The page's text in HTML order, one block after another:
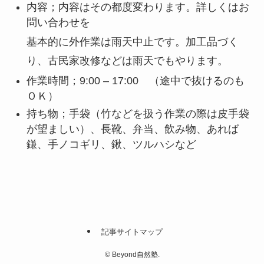
内容；内容はその都度変わります。詳しくはお
問い合わせを
基本的に外作業は雨天中止です。加工品づく
り、古民家改修などは雨天でもやります。
作業時間；9:00 – 17:00 （途中で抜けるのも
ＯＫ）
持ち物；手袋（竹などを扱う作業の際は皮手袋
が望ましい）、長靴、弁当、飲み物、あれば
鎌、手ノコギリ、鍬、ツルハシなど
記事サイトマップ
©Beyond自然塾.